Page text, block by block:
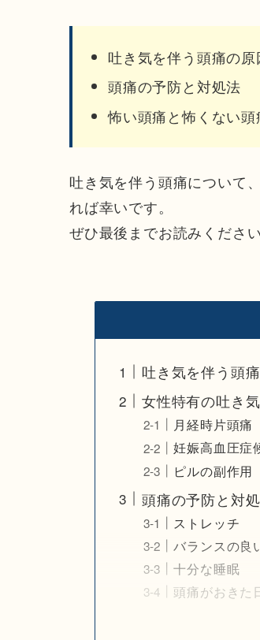
吐き気を伴う頭痛の原
頭痛の予防と対処法
怖い頭痛と怖くない頭
吐き気を伴う頭痛について
れば幸いです。
ぜひ最後までお読みください
吐き気を伴う頭
女性特有の吐き
月経時片頭痛
妊娠高血圧症
ピルの副作用
頭痛の予防と対
ストレッチ
バランスの良
十分な睡眠
頭痛がおきた